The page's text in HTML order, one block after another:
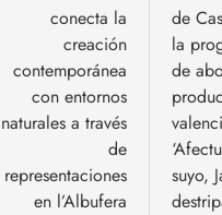
entradasconecta la
creación
contemporánea
con entornos
naturales a través
de
representaciones
en l’Albufera
de
la
de
suyo,